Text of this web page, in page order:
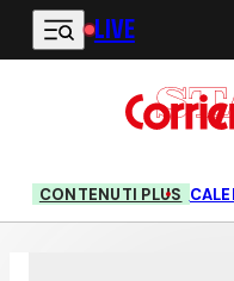
Vai al contenuto principale
LIVE
CONTENUTI PLUS